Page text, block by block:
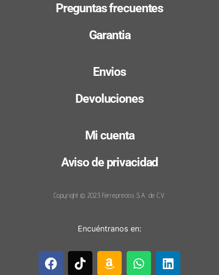
Preguntas frecuentes
Garantia
Envios
Devoluciones
Mi cuenta
Aviso de privacidad
Copyright © 2023 Ferreprecios S.A. de C.V.
Encuéntranos en: